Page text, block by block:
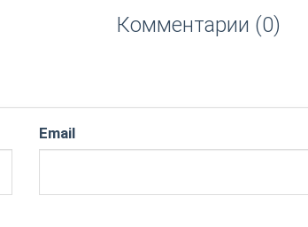
Комментарии (0)
Email